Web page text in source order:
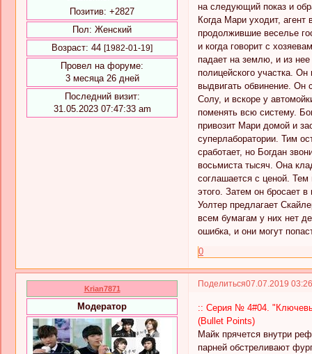
Позитив: +2827
Пол: Женский
Возраст: 44 [1982-01-19]
Провел на форуме:
3 месяца 26 дней
Последний визит:
31.05.2023 07:47:33 am
на следующий показ и
Когда Мари уходит,
продолжившие веселье
и когда говорит с
падает на землю, и из
полицейского участка.
выдвигать обвинение. Он
Солу, и вскоре у
поменять всю систему.
привозит Мари домой и
суперлаборатории. Тим
сработает, но Богдан
восьмиста тысяч. Она
соглашается с ценой.
этого. Затем он бросает
Уолтер предлагает
всем бумагам у них нет
ошибка, и они могут
0
Поделиться07.07.2019
Krian7871
Модератор
:: Серия № 4#04.
(Bullet Points)
Майк прячется внутри
парней обстреливают